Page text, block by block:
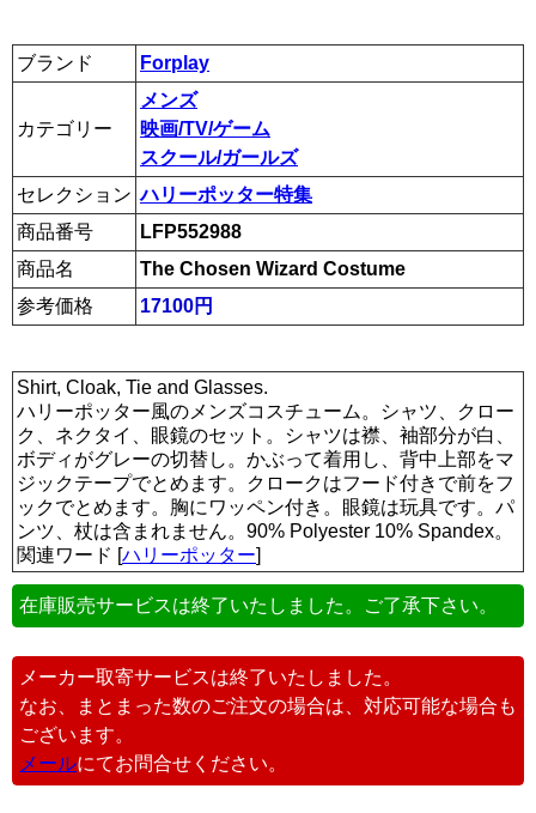
ブランド Forplay
カテゴリー
メンズ
映画/TV/ゲーム
スクール/ガールズ
セレクション ハリーポッター特集
商品番号
LFP552988
商品名
The Chosen Wizard Costume
参考価格
17100円
Shirt, Cloak, Tie and Glasses.
ハリーポッター風のメンズコスチューム。シャツ、クロー
ク、ネクタイ、眼鏡のセット。シャツは襟、袖部分が白、
ボディがグレーの切替し。かぶって着用し、背中上部をマ
ジックテープでとめます。クロークはフード付きで前をフ
ックでとめます。胸にワッペン付き。眼鏡は玩具です。パ
ンツ、杖は含まれません。90% Polyester 10% Spandex。
関連ワード [ハリーポッター]
在庫販売サービスは終了いたしました。ご了承下さい。
メーカー取寄サービスは終了いたしました。
なお、まとまった数のご注文の場合は、対応可能な場合も
ございます。
メールにてお問合せください。